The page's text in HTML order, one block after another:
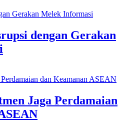
Gerakan Melek Informasi
dengan Gerakan
dan Keamanan ASEAN
Jaga Perdamaian